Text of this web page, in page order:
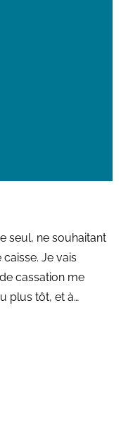
seul, ne souhaitant
Je vais
cassation me
plus tôt, et à…